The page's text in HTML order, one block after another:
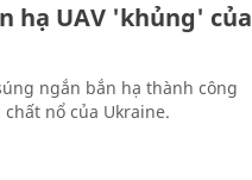
hạ UAV 'khủng' của
ngắn bắn hạ thành công
nổ của Ukraine.